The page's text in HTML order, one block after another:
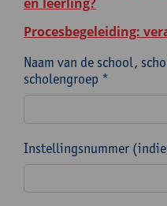
Procesbegeleiding:
Naam van de school,
scholengroep *
Instellingsnummer